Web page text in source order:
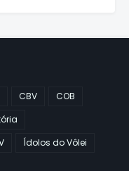
CBV
COB
Ídolos do Vôlei